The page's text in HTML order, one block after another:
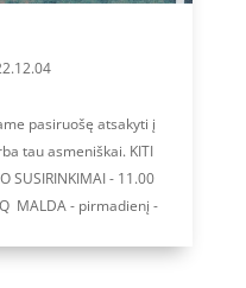
pasiruošę atsakyti į
tau asmeniškai. KITI
SUSIRINKIMAI - 11.00
MALDA - pirmadienį -